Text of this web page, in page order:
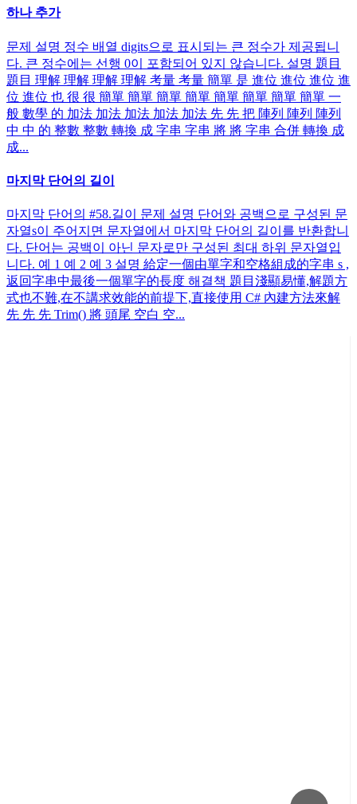
하나 추가
문제 설명 정수 배열 digits으로 표시되는 큰 정수가 제공됩니
다. 큰 정수에는 선행 0이 포함되어 있지 않습니다. 설명 題目
題目 理解 理解 理解 理解 考量 考量 簡單 是 進位 進位 進位 進
位 進位 也 很 很 簡單 簡單 簡單 簡單 簡單 簡單 簡單 簡單 一
般 數學 的 加法 加法 加法 加法 加法 先 先 把 陣列 陣列 陣列
中 中 的 整數 整數 轉換 成 字串 字串 將 將 字串 合併 轉換 成
成...
마지막 단어의 길이
마지막 단어의 #58.길이 문제 설명 단어와 공백으로 구성된 문
자열s이 주어지면 문자열에서 마지막 단어의 길이를 반환합니
다. 단어는 공백이 아닌 문자로만 구성된 최대 하위 문자열입
니다. 예 1 예 2 예 3 설명 給定一個由單字和空格組成的字串 s ,
返回字串中最後一個單字的長度 해결책 題目淺顯易懂,解題方
式也不難,在不講求效能的前提下,直接使用 C# 內建方法來解
先 先 先 Trim() 將 頭尾 空白 空...